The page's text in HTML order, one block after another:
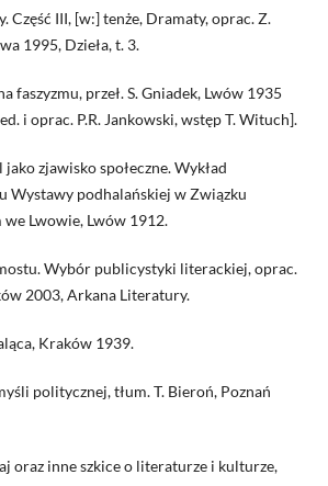
Część III, [w:] tenże, Dramaty, oprac. Z.
1995, Dzieła, t. 3.
faszyzmu, przeł. S. Gniadek, Lwów 1935
i oprac. P.R. Jankowski, wstęp T. Wituch].
zjawisko społeczne. Wykład
Wystawy podhalańskiej w Związku
Lwowie, Lwów 1912.
Wybór publicystyki literackiej, oprac.
2003, Arkana Literatury.
Kraków 1939.
politycznej, tłum. T. Bieroń, Poznań
oraz inne szkice o literaturze i kulturze,